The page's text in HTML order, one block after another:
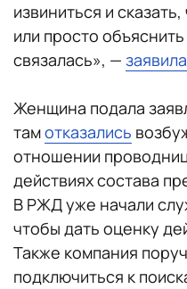
извиниться и
или просто
связалась», — заявила
Женщина подала
тамотказались
отношении
действиях состава
В РЖД уже начали
чтобы дать оценку
Также компания
подключиться к